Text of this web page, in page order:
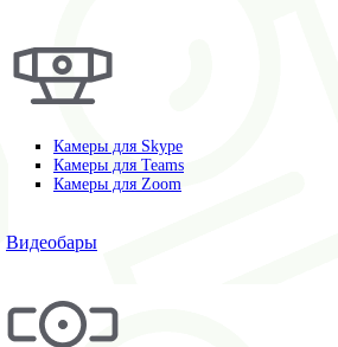
Камеры для Skype
Камеры для Teams
Камеры для Zoom
Видеобары